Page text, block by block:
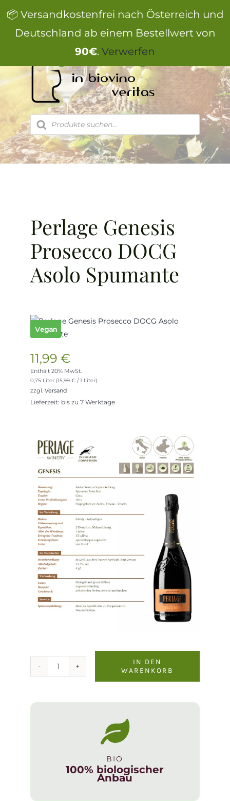
📦 Versandkostenfrei nach Österreich und
Deutschland ab einem Bestellwert von
90€. Verwerfen
Inhalt
springen
Products
search
Perlage Genesis
Prosecco DOCG
Asolo Spumante
Vegan
11,99€
Enthält 20% MwSt.
0,75 Liter (15,99€ / 1 Liter)
zzgl.Versand
Lieferzeit: bis zu 7 Werktage
Perlage
IN DEN
WARENKORB
BIO
100% biologischer
Anbau